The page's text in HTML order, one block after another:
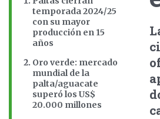
temporada 2024/25
con su mayor
producción en 15
años
Oro verde: mercado
mundial de la
palta/aguacate
superó los US$
20.000 millones